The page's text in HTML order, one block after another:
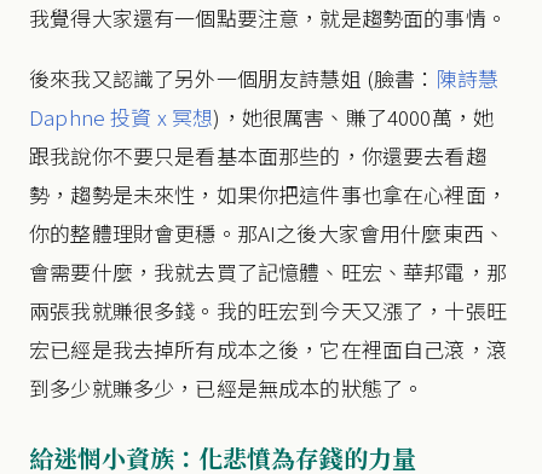
我覺得大家還有一個點要注意，就是趨勢面的事情。
後來我又認識了另外一個朋友詩慧姐 (臉書： 陳詩慧
Daphne 投資 x 冥想)，她很厲害、賺了4000萬，她
跟我說你不要只是看基本面那些的，你還要去看趨
勢，趨勢是未來性，如果你把這件事也拿在心裡面，
你的整體理財會更穩。那AI之後大家會用什麼東西、
會需要什麼，我就去買了記憶體、旺宏、華邦電，那
兩張我就賺很多錢。我的旺宏到今天又漲了，十張旺
宏已經是我去掉所有成本之後，它在裡面自己滾，滾
到多少就賺多少，已經是無成本的狀態了。
給迷惘小資族：化悲憤為存錢的力量